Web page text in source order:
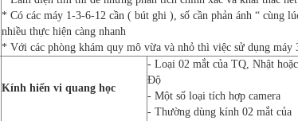
* Có các máy 1-3-6-12 cần ( bút ghi ), số cần phản ánh “ cùng
nhiều thực hiện càng nhanh
* Với các phòng khám quy mô vừa và nhỏ thì việc sử dụng máy
Kính hiển vi quang học
- Loại 02 mắt của TQ, Nhật
Độ
- Một số loại tích hợp camera
- Thường dùng kính 02 mắt của